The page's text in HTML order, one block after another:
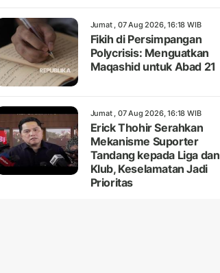
Jumat , 07 Aug 2026, 16:18 WIB
Fikih di Persimpangan
Polycrisis: Menguatkan
Maqashid untuk Abad 21
Jumat , 07 Aug 2026, 16:18 WIB
Erick Thohir Serahkan
Mekanisme Suporter
Tandang kepada Liga dan
Klub, Keselamatan Jadi
Prioritas